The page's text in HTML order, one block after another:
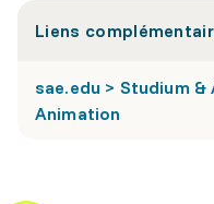
Liens
sae.edu > Studium
Animation